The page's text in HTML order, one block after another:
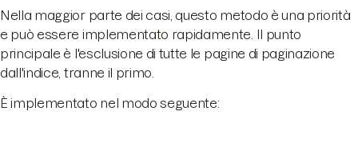
Nella maggior parte dei casi, questo metodo è una priorità
e può essere implementato rapidamente. Il punto
principale è l'esclusione di tutte le pagine di paginazione
dall'indice, tranne il primo.
È implementato nel modo seguente: